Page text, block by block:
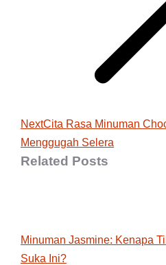
NextNext
post:
Cita Rasa Minuman
Menggugah Selera
Related Posts
Minuman Jasmine: Kenapa
Suka Ini?